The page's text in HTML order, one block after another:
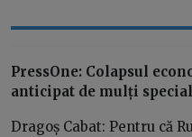
PressOne: Colapsul
anticipat de mulți
Dragoș Cabat: Pentru că